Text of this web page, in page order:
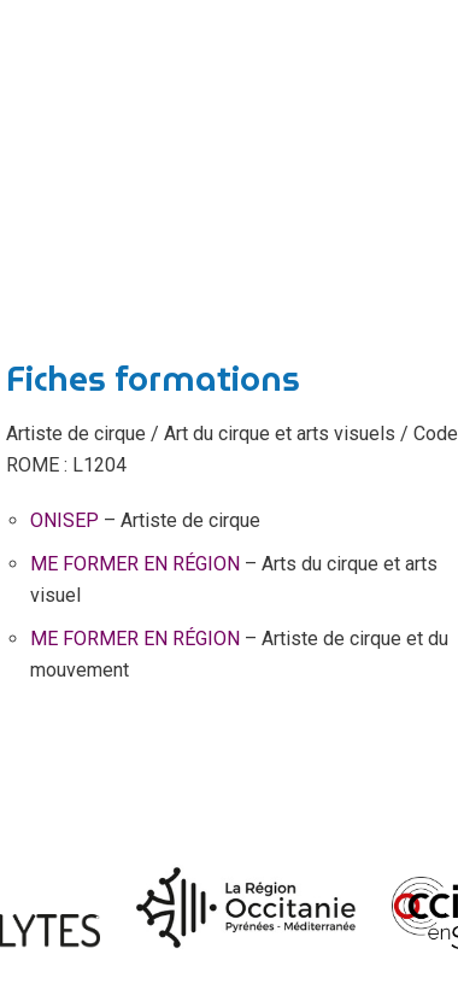
Fiches formations
Artiste de cirque / Art du cirque et arts visuels / Code
ROME : L1204
ONISEP – Artiste de cirque
ME FORMER EN RÉGION – Arts du cirque et arts
visuel
ME FORMER EN RÉGION – Artiste de cirque et du
mouvement